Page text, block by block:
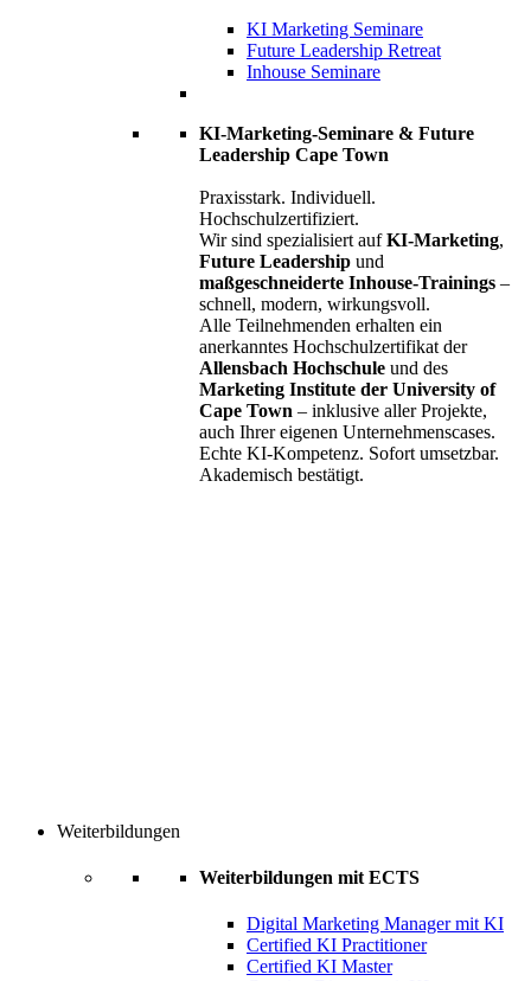
KI Marketing Seminare
Future Leadership Retreat
Inhouse Seminare
KI-Marketing-Seminare & Future
Leadership Cape Town
Praxisstark. Individuell.
Hochschulzertifiziert.
Wir sind spezialisiert aufKI-Marketing,
Future Leadership und
maßgeschneiderte Inhouse-Trainings –
schnell, modern, wirkungsvoll.
Alle Teilnehmenden erhalten ein
anerkanntes Hochschulzertifikat der
Allensbach Hochschule und des
Marketing Institute der University of
Cape Town – inklusive aller Projekte,
auch Ihrer eigenen Unternehmenscases.
Echte KI-Kompetenz. Sofort umsetzbar.
Akademisch bestätigt.
Weiterbildungen
Weiterbildungen mit ECTS
Digital Marketing Manager mit KI
Certified KI Practitioner
Certified KI Master